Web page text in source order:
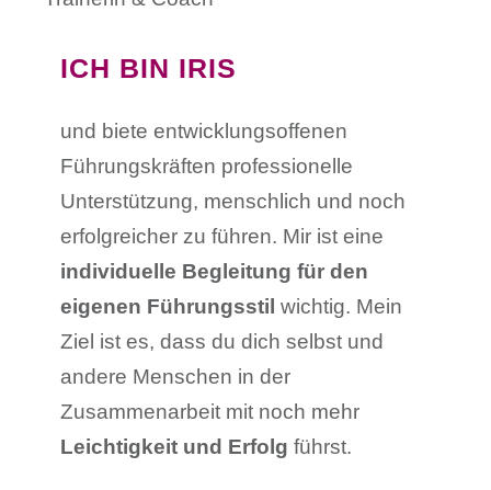
ICH BIN IRIS
und biete entwicklungsoffenen
Führungskräften professionelle
Unterstützung, menschlich und noch
erfolgreicher zu führen. Mir ist eine
individuelle Begleitung für den
eigenen Führungsstil wichtig. Mein
Ziel ist es, dass du dich selbst und
andere Menschen in der
Zusammenarbeit mit noch mehr
Leichtigkeit und Erfolg führst.